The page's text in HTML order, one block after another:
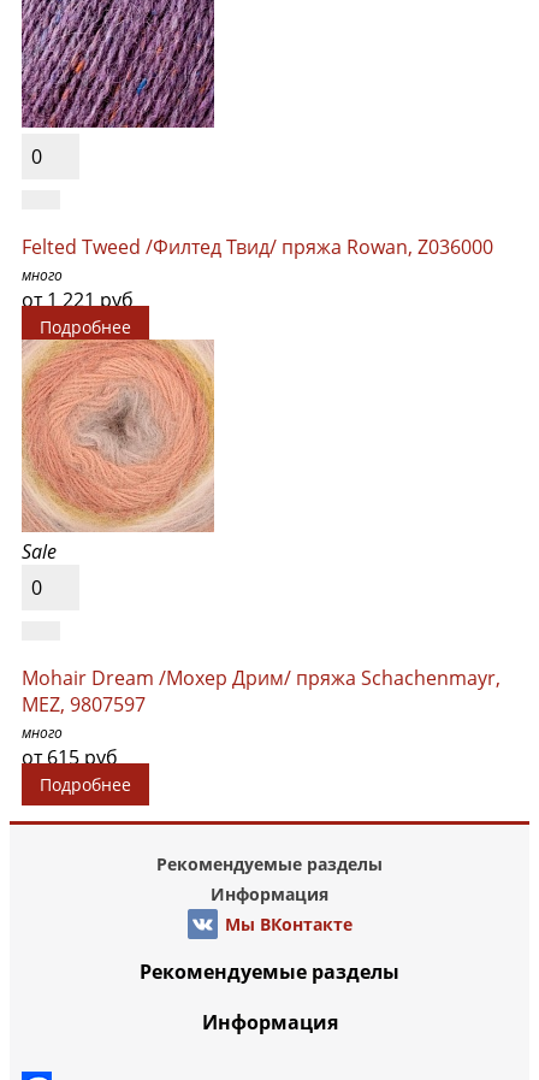
0
Felted Tweed /Филтед Твид/ пряжа Rowan, Z036000
много
от 1 221 руб
Подробнее
Sale
0
Mohair Dream /Мохер Дрим/ пряжа Schachenmayr,
MEZ, 9807597
много
от 615 руб
Подробнее
Рекомендуемые разделы
Информация
Мы ВКонтакте
Рекомендуемые разделы
Информация